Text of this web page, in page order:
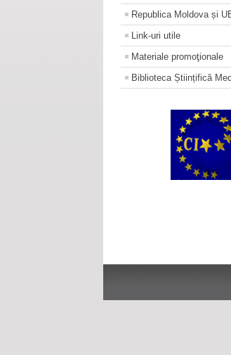
Republica Moldova și
Link-uri utile
Materiale promoţionale
Biblioteca Științifică